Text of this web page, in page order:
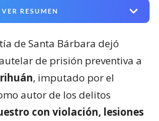
VER RESUMEN
de Santa Bárbara dejó
de prisión preventiva a
, imputado por el
autor de los delitos
con violación, lesiones